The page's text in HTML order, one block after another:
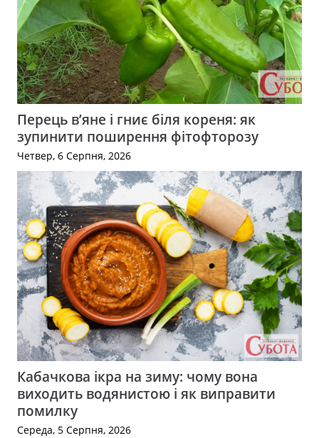
Перець в’яне і гниє біля кореня: як
зупинити поширення фітофторозу
Четвер, 6 Серпня, 2026
Кабачкова ікра на зиму: чому вона
виходить водянистою і як виправити
помилку
Середа, 5 Серпня, 2026